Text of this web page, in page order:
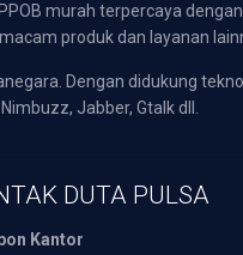
murah terpercaya
produk dan layanan
Dengan didukung
Jabber, Gtalk dll.
DUTA PULSA
Kantor